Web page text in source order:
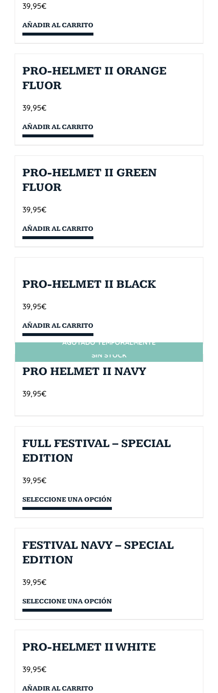
39,95€
AÑADIR AL CARRITO
PRO-HELMET II ORANGE
FLUOR
39,95€
AÑADIR AL CARRITO
PRO-HELMET II GREEN
FLUOR
39,95€
AÑADIR AL CARRITO
PRO-HELMET II BLACK
39,95€
AÑADIR AL CARRITO
SIN STOCK
AGOTADO TEMPORALMENTE
PRO HELMET II NAVY
39,95€
FULL FESTIVAL – SPECIAL
EDITION
39,95€
SELECCIONE UNA OPCIÓN
FESTIVAL NAVY – SPECIAL
EDITION
39,95€
SELECCIONE UNA OPCIÓN
PRO-HELMET II WHITE
39,95€
AÑADIR AL CARRITO